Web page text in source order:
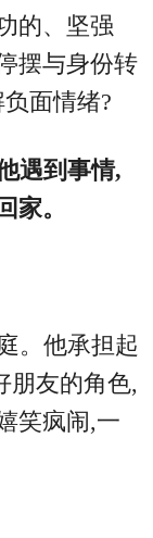
的、坚强
摆与身份转
面情绪?
遇到事情,
家。
。他承担起
朋友的角色,
笑疯闹,一